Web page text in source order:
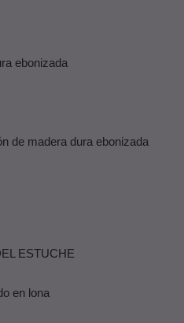
ebonizada
de madera dura ebonizada
ESTUCHE
en lona